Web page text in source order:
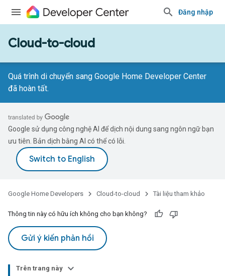
Đăng nhập
Cloud-to-cloud
Quá trình di chuyển sang Google Home Developer Center
đã hoàn tất.
Google sử dụng công nghệ AI để dịch nội dung sang ngôn ngữ bạn
ưu tiên. Bản dịch bằng AI có thể có lỗi.
Google Home Developers Cloud-to-cloud Tài liệu tham khảo
Thông tin này có hữu ích không cho bạn không?
Gửi ý kiến phản hồi
Trên trang này